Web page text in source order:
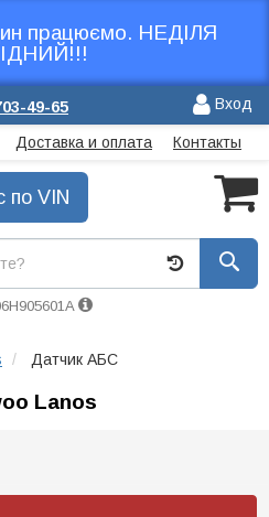
працюємо. НЕДІЛЯ
49-65 Вход
Доставка и оплата Контакты
по VIN
Датчик АБС
Lanos